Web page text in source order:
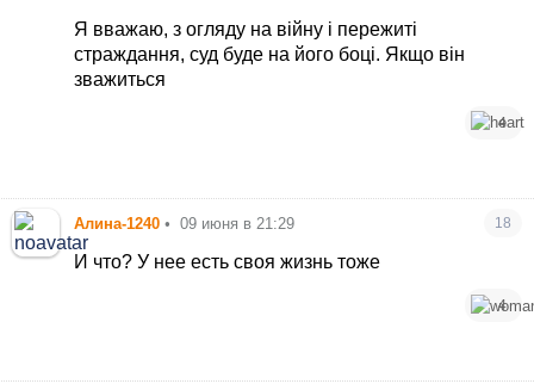
Я вважаю, з огляду на війну і пережиті
страждання, суд буде на його боці. Якщо він
зважиться
4
Алина-1240 • 09 июня в 21:29 18
И что? У нее есть своя жизнь тоже
4